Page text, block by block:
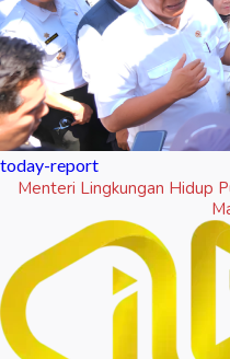
today-report
Menteri Lingkungan Hidup